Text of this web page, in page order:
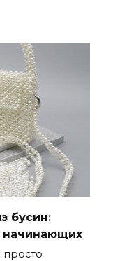
бусин:
начинающих
просто